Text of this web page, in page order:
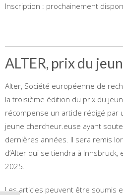
Inscription : prochainement
ALTER, prix du
Alter, Société européenne de
la troisième édition du prix du
récompense un article rédigé par
jeune chercheur.euse ayant
dernières années. Il sera remis
d’Alter qui se tiendra à
2025.
Les articles peuvent être soumis